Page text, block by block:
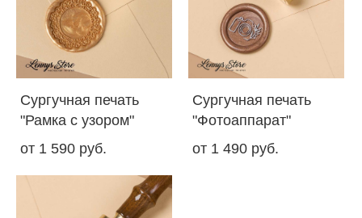
Сургучная печать
"Рамка с узором"
от 1 590 pуб.
Сургучная печать
"Фотоаппарат"
от 1 490 pуб.